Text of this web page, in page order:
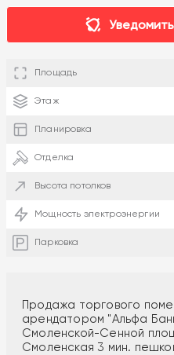
Площадь
Этаж
Планировка
Отделка
Высота потолков
Мощность электроэнергии
Парковка
Продажа торгового
арендатором "Альфа
Смоленской-Сенной
Смоленская 3 мин.